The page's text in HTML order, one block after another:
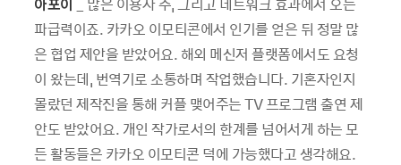
파급력이죠. 카카오 이모티콘에서 인기를 얻은 뒤 정말 많
은 협업 제안을 받았어요. 해외 메신저 플랫폼에서도 요청
이 왔는데, 번역기로 소통하며 작업했습니다. 기혼자인지
몰랐던 제작진을 통해 커플 맺어주는 TV 프로그램 출연 제
안도 받았어요. 개인 작가로서의 한계를 넘어서게 하는 모
든 활동들은 카카오 이모티콘 덕에 가능했다고 생각해요.